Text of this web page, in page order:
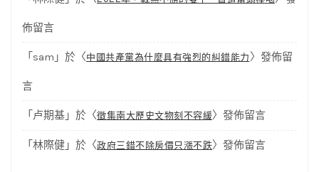
佈留言
「 sam 」於〈中國共產黨為什麼具有強烈的糾錯能力 〉發佈留
言
「 卢期基 」於〈徵集南大歷史文物刻不容緩〉發佈留言
「 林際健 」於〈政府三錯不除房價只漲不跌〉發佈留言